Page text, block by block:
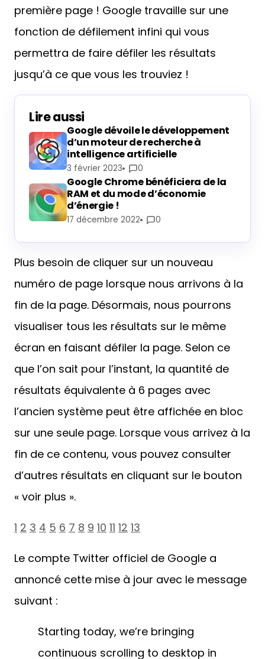
première page ! Google travaille sur une
fonction de défilement infini qui vous
permettra de faire défiler les résultats
jusqu’à ce que vous les trouviez !
Lire aussi
Google dévoile le développement
d’un moteur de recherche à
intelligence artificielle
3 février 2023 0
Google Chrome bénéficiera de la
RAM et du mode d’économie
d’énergie !
17 décembre 2022 0
Plus besoin de cliquer sur un nouveau
numéro de page lorsque nous arrivons à la
fin de la page. Désormais, nous pourrons
visualiser tous les résultats sur le même
écran en faisant défiler la page. Selon ce
que l’on sait pour l’instant, la quantité de
résultats équivalente à 6 pages avec
l’ancien système peut être affichée en bloc
sur une seule page. Lorsque vous arrivez à la
fin de ce contenu, vous pouvez consulter
d’autres résultats en cliquant sur le bouton
« voir plus ».
1 2 3 4 5 6 7 8 9 10 11 12 13
Le compte Twitter officiel de Google a
annoncé cette mise à jour avec le message
suivant :
Starting today, we’re bringing